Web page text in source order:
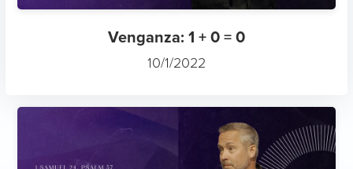
Venganza: 1 + 0 = 0
10/1/2022